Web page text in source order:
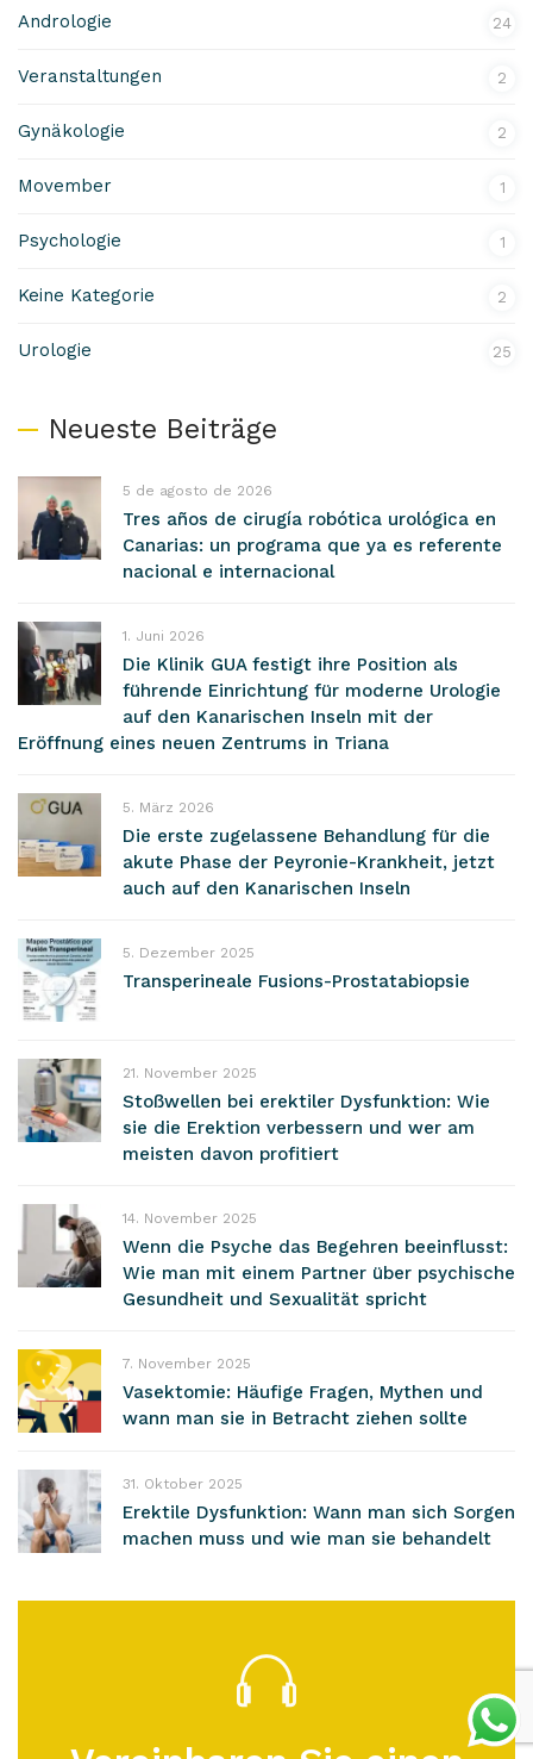
Andrologie 24
Veranstaltungen 2
Gynäkologie 2
Movember 1
Psychologie 1
Keine Kategorie 2
Urologie 25
Neueste Beiträge
5 de agosto de 2026
Tres años de cirugía robótica urológica en
Canarias: un programa que ya es referente
nacional e internacional
1. Juni 2026
Die Klinik GUA festigt ihre Position als
führende Einrichtung für moderne Urologie
auf den Kanarischen Inseln mit der
Eröffnung eines neuen Zentrums in Triana
5. März 2026
Die erste zugelassene Behandlung für die
akute Phase der Peyronie-Krankheit, jetzt
auch auf den Kanarischen Inseln
5. Dezember 2025
Transperineale Fusions-Prostatabiopsie
21. November 2025
Stoßwellen bei erektiler Dysfunktion: Wie
sie die Erektion verbessern und wer am
meisten davon profitiert
14. November 2025
Wenn die Psyche das Begehren beeinflusst:
Wie man mit einem Partner über psychische
Gesundheit und Sexualität spricht
7. November 2025
Vasektomie: Häufige Fragen, Mythen und
wann man sie in Betracht ziehen sollte
31. Oktober 2025
Erektile Dysfunktion: Wann man sich Sorgen
machen muss und wie man sie behandelt